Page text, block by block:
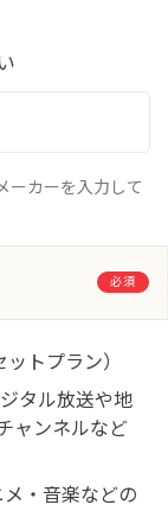
ーカーを入力して
必須
トプラン）
タル放送や地
ャンネルなど
・音楽などの